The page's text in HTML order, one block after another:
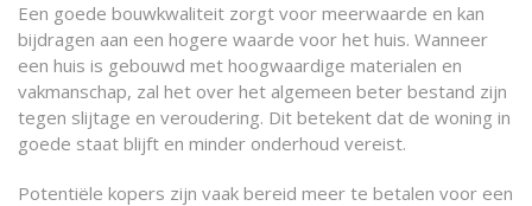
Een goede bouwkwaliteit zorgt voor meerwaarde en kan
bijdragen aan een hogere waarde voor het huis. Wanneer
een huis is gebouwd met hoogwaardige materialen en
vakmanschap, zal het over het algemeen beter bestand zijn
tegen slijtage en veroudering. Dit betekent dat de woning in
goede staat blijft en minder onderhoud vereist.
Potentiële kopers zijn vaak bereid meer te betalen voor een